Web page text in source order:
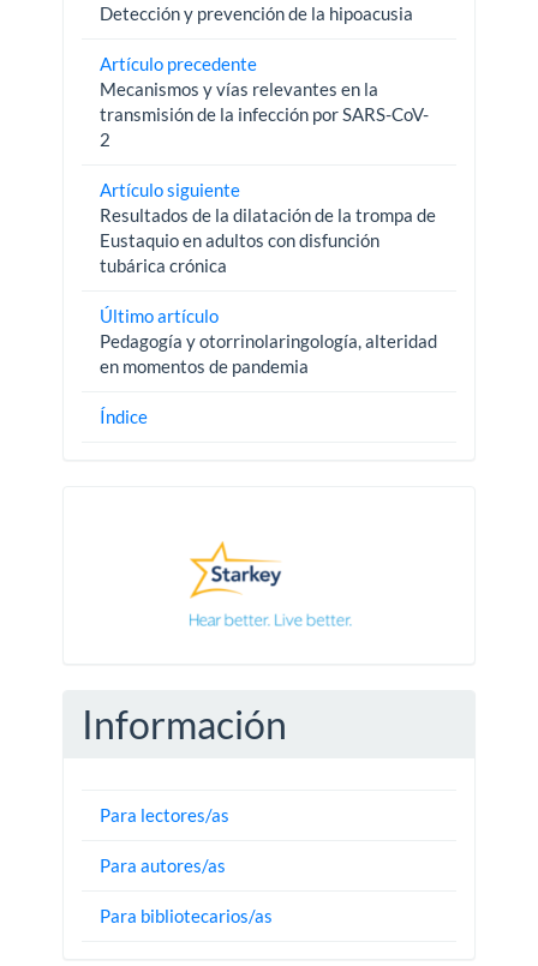
Detección y prevención de la hipoacusia
Artículo precedente
Mecanismos y vías relevantes en la
transmisión de la infección por SARS-CoV-
2
Artículo siguiente
Resultados de la dilatación de la trompa de
Eustaquio en adultos con disfunción
tubárica crónica
Último artículo
Pedagogía y otorrinolaringología, alteridad
en momentos de pandemia
Índice
Información
Para lectores/as
Para autores/as
Para bibliotecarios/as